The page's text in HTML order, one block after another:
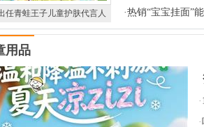
新标杆
·热销“宝宝挂面”
任青蛙王子儿童护肤代言人
慢慢长大更强大的育儿主张
用品
·
·